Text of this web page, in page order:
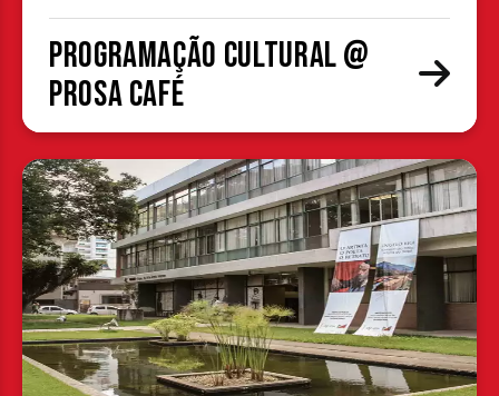
Programação cultural @
Prosa Café